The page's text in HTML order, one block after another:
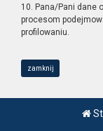
10. Pana/Pani dane
procesom
profilowaniu.
zamknij